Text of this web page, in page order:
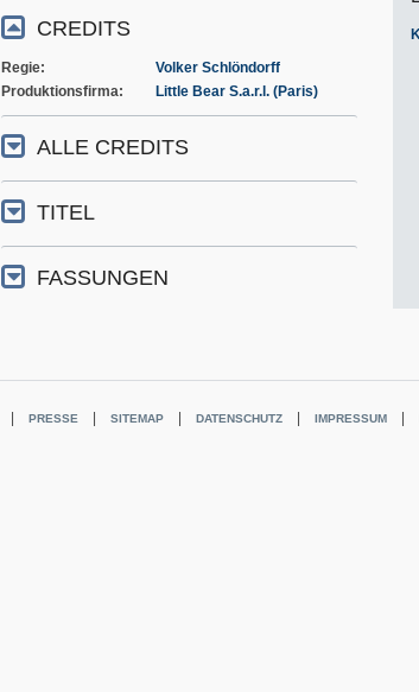
CREDITS
Regie
Volker Schlöndorff
Produktionsfirma
Little Bear S.a.r.l. (Paris)
ALLE CREDITS
TITEL
FASSUNGEN
PRESSE SITEMAP DATENSCHUTZ IMPRESSUM